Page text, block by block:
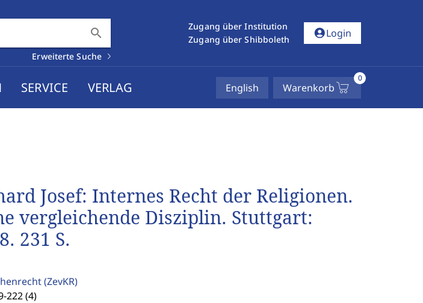
search
Erweiterte Suche
Zugang über Institution
Zugang über Shibboleth
account_circleLogin
SERVICE VERLAG English Warenkorb
0
Josef: Internes Recht der Religionen.
vergleichende Disziplin. Stuttgart:
231 S.
(ZevKR)
222 (4)